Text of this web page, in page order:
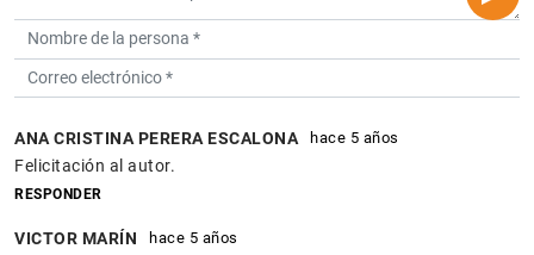
ANA CRISTINA PERERA ESCALONA hace 5 años
Felicitación al autor.
RESPONDER
VICTOR MARÍN hace 5 años